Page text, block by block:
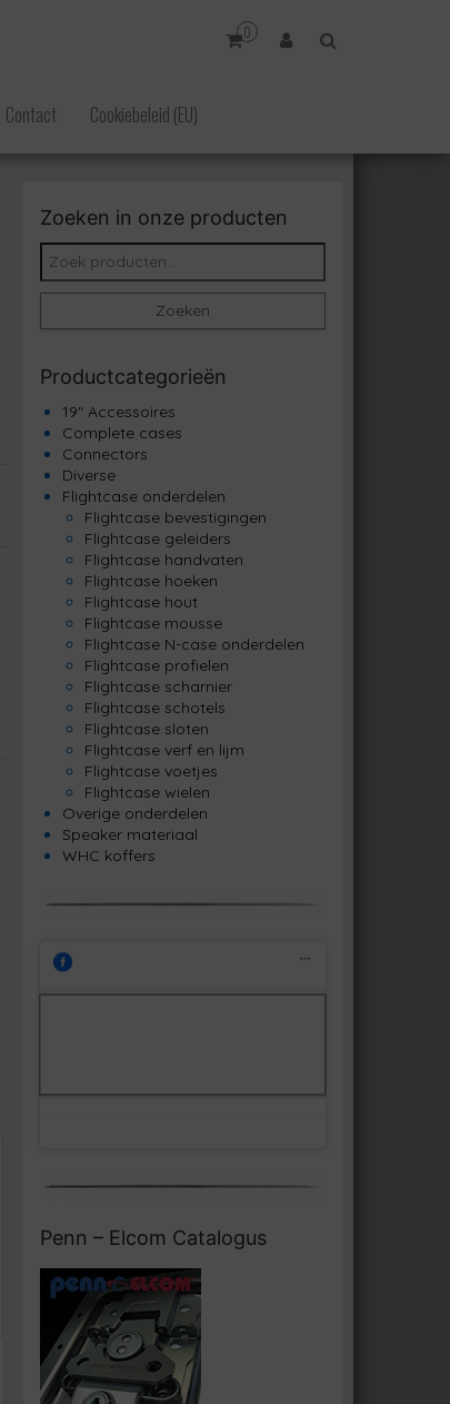
0
Contact Cookiebeleid (EU)
Zoeken in onze producten
Zoeken naar:
Zoeken
Productcategorieën
19" Accessoires
Complete cases
Connectors
Diverse
Flightcase onderdelen
Flightcase bevestigingen
Flightcase geleiders
Flightcase handvaten
Flightcase hoeken
Flightcase hout
Flightcase mousse
Flightcase N-case onderdelen
Flightcase profielen
Flightcase scharnier
Flightcase schotels
Flightcase sloten
Flightcase verf en lijm
Flightcase voetjes
Flightcase wielen
Overige onderdelen
Speaker materiaal
WHC koffers
Penn – Elcom Catalogus